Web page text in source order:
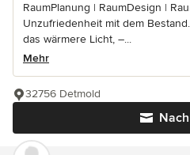
RaumPlanung | RaumDesign |
Unzufriedenheit mit dem
das wärmere Licht, –...
Mehr
32756 Detmold